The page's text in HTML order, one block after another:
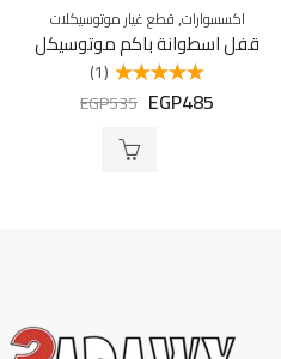
اكسسوارات,قطع غيار موتوسيكلات
قفل اسطوانة باكم موتوسيكل
5.00من 5
(1)
EGP485
EGP535